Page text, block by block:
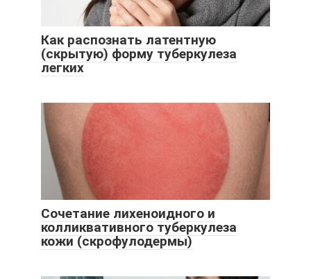
Как распознать латентную
(скрытую) форму туберкулеза
легких
Сочетание лихеноидного и
колликвативного туберкулеза
кожи (скрофулодермы)